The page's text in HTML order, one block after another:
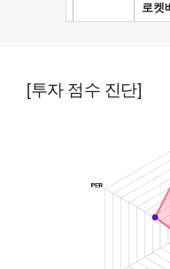
[투자 점수 진단]